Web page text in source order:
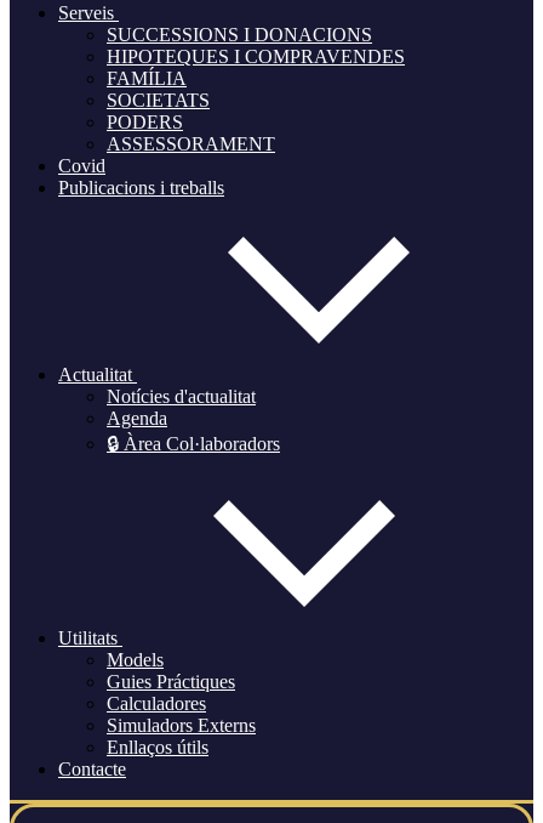
Serveis
SUCCESSIONS I DONACIONS
HIPOTEQUES I COMPRAVENDES
FAMÍLIA
SOCIETATS
PODERS
ASSESSORAMENT
Covid
Publicacions i treballs
Actualitat
Notícies d'actualitat
Agenda
🔒 Àrea Col·laboradors
Utilitats
Models
Guies Práctiques
Calculadores
Simuladors Externs
Enllaços útils
Contacte